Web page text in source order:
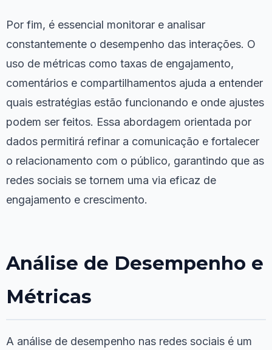
Por fim, é essencial monitorar e analisar
constantemente o desempenho das interações. O
uso de métricas como taxas de engajamento,
comentários e compartilhamentos ajuda a entender
quais estratégias estão funcionando e onde ajustes
podem ser feitos. Essa abordagem orientada por
dados permitirá refinar a comunicação e fortalecer
o relacionamento com o público, garantindo que as
redes sociais se tornem uma via eficaz de
engajamento e crescimento.
Análise de Desempenho e
Métricas
A análise de desempenho nas redes sociais é um